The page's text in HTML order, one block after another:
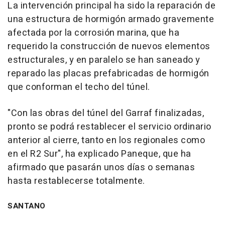
La intervención principal ha sido la reparación de
una estructura de hormigón armado gravemente
afectada por la corrosión marina, que ha
requerido la construcción de nuevos elementos
estructurales, y en paralelo se han saneado y
reparado las placas prefabricadas de hormigón
que conforman el techo del túnel.
"Con las obras del túnel del Garraf finalizadas,
pronto se podrá restablecer el servicio ordinario
anterior al cierre, tanto en los regionales como
en el R2 Sur", ha explicado Paneque, que ha
afirmado que pasarán unos días o semanas
hasta restablecerse totalmente.
SANTANO